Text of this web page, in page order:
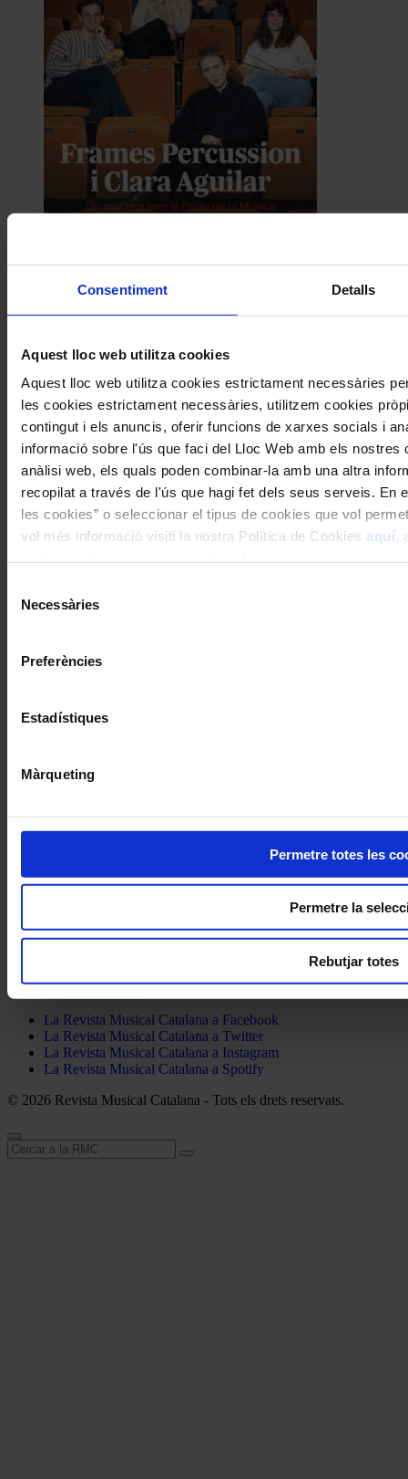
Consentiment Detalls
Aquest lloc web utilitza cookies
Aquest lloc web utilitza cookies estrictament necessàries
les cookies estrictament necessàries, utilitzem cookies
contingut i els anuncis, oferir funcions de xarxes socials i
informació sobre l'ús que faci del Lloc Web amb els
anàlisi web, els quals poden combinar-la amb una altra
recopilat a través de l'ús que hagi fet dels seus serveis. En
les cookies” o seleccionar el tipus de cookies que vol
vol més informació visiti la nostra Política de Cookies aquí,
Necessàries
Preferències
Estadístiques
Màrqueting
Permetre totes les
Permetre la
Rebutjar totes
Subscriu-te
Sobre la RMC
Webs recomanades
Política de privacitat
Segueix la RMC
La Revista Musical Catalana a Facebook
La Revista Musical Catalana a Twitter
La Revista Musical Catalana a Instagram
La Revista Musical Catalana a Spotify
© 2026 Revista Musical Catalana - Tots els drets reservats.
Cerca